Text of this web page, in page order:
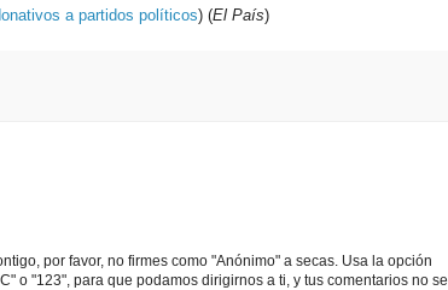
a partidos políticos) (El País)
por favor, no firmes como "Anónimo" a secas. Usa la opción
o "123", para que podamos dirigirnos a ti, y tus comentarios no se